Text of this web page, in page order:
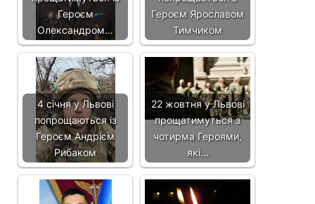
Героєм
Олександром…
Героєм Ярославом
Тимчиком
4 січня у Львові
попрощаються із
Героєм Андрієм
Рибаком
22 жовтня у Львові
прощатимуться з
чотирма Героями,
які…